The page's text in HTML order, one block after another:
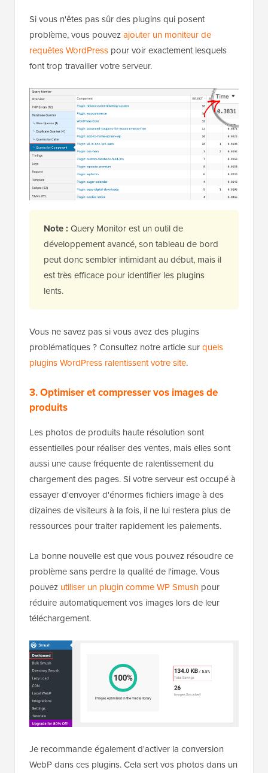
Si vous n'êtes pas sûr des plugins qui posent
problème, vous pouvezajouter un moniteur de
requêtes WordPress pour voir exactement lesquels
font trop travailler votre serveur.
Note : Query Monitor est un outil de
développement avancé, son tableau de bord
peut donc sembler intimidant au début, mais il
est très efficace pour identifier les plugins
lents.
Vous ne savez pas si vous avez des plugins
problématiques ? Consultez notre article surquels
plugins WordPress ralentissent votre site.
3. Optimiser et compresser vos images de
produits
Les photos de produits haute résolution sont
essentielles pour réaliser des ventes, mais elles sont
aussi une cause fréquente de ralentissement du
chargement des pages. Si votre serveur est occupé à
essayer d'envoyer d'énormes fichiers image à des
dizaines de visiteurs à la fois, il ne lui restera plus de
ressources pour traiter rapidement les paiements.
La bonne nouvelle est que vous pouvez résoudre ce
problème sans perdre la qualité de l'image. Vous
pouvez utiliser un plugin comme WP Smush pour
réduire automatiquement vos images lors de leur
téléchargement.
Je recommande également d'activer la conversion
WebP dans ces plugins. Cela sert vos photos dans un